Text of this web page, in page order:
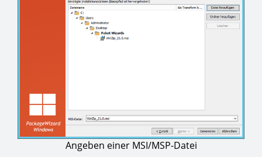
Angeben einer MSI/MSP-Datei